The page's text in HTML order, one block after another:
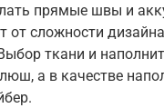
прямые швы и
от сложности
ткани и
а в качестве